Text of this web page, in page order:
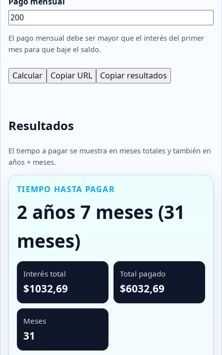
El pago mensual debe ser mayor que el interés del primer
mes para que baje el saldo.
Calcular Copiar URL Copiar resultados
Resultados
El tiempo a pagar se muestra en meses totales y también en
años + meses.
TIEMPO HASTA PAGAR
2 años 7 meses (31
meses)
Interés total
$1032,69
Total pagado
$6032,69
Meses
31